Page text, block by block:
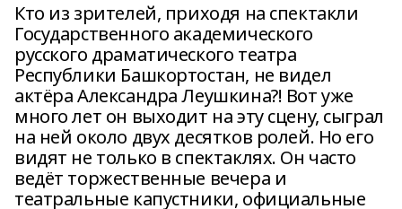
Кто из зрителей, приходя на спектакли
Государственного академического
русского драматического театра
Республики Башкортостан, не видел
актёра Александра Леушкина?! Вот уже
много лет он выходит на эту сцену, сыграл
на ней около двух десятков ролей. Но его
видят не только в спектаклях. Он часто
ведёт торжественные вечера и
театральные капустники, официальные